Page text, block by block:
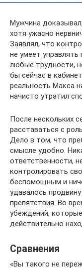
Мужчина
хотя ужасно
Заявлял, что
не умеет
любые трудности,
бы сейчас в
реальность Макса
начисто утратил
После нескольких
расставаться с
Дело в том, что
смысле удобно.
ответственности,
контролировать
беспомощным и
удавалось
препятствия. Во
убеждений,
действительно
Сравнения
«Вы такого не